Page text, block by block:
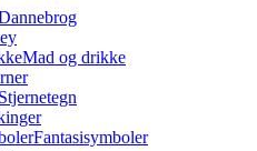
Mad og drikke
Stjernetegn
Fantasisymboler